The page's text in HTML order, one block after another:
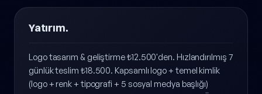
Yatırım.
Logo tasarım & geliştirme ₺12.500'den. Hızlandırılmış 7